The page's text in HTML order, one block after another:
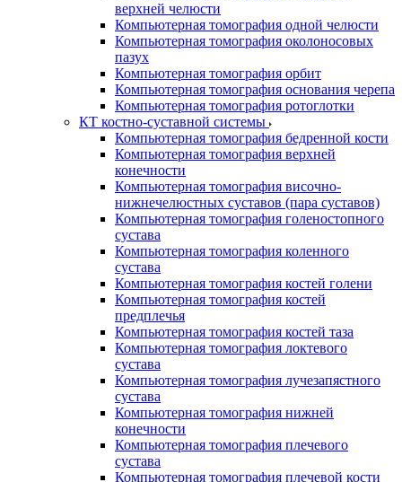
верхней челюсти
Компьютерная томография одной челюсти
Компьютерная томография околоносовых
пазух
Компьютерная томография орбит
Компьютерная томография основания черепа
Компьютерная томография ротоглотки
КТ костно-суставной системы
Компьютерная томография бедренной кости
Компьютерная томография верхней
конечности
Компьютерная томография височно-
нижнечелюстных суставов (пара суставов)
Компьютерная томография голеностопного
сустава
Компьютерная томография коленного
сустава
Компьютерная томография костей голени
Компьютерная томография костей
предплечья
Компьютерная томография костей таза
Компьютерная томография локтевого
сустава
Компьютерная томография лучезапястного
сустава
Компьютерная томография нижней
конечности
Компьютерная томография плечевого
сустава
Компьютерная томография плечевой кости